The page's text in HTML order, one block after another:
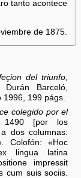
tanto acontece
de 1875.
del triunfo,
Barceló,
1996, 199 págs.
colegido por el
1490 [por los
dos columnas:
Colofón: «Hoc
lingua latina
impressit
cum suis sociis.